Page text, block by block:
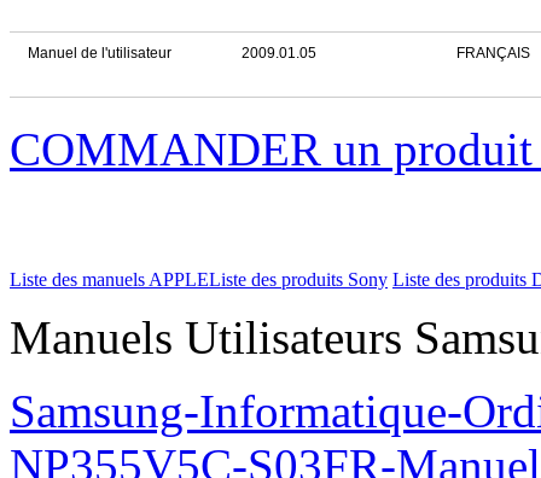
Manuel de l'utilisateur 2009.01.05 FRANÇAIS
COMMANDER un